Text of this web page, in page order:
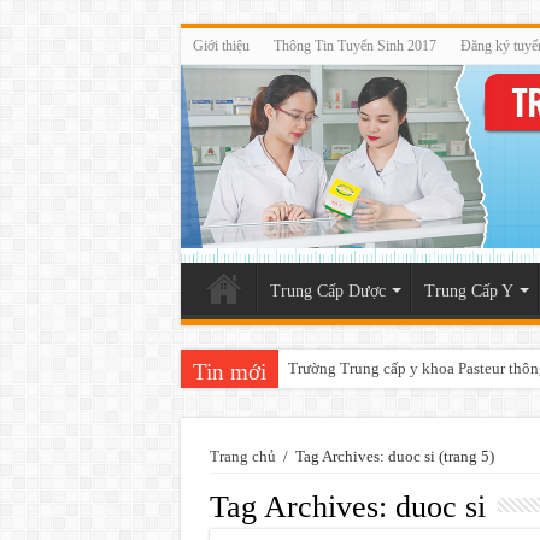
Giới thiệu Thông Tin Tuyển Sinh 2017 Đăng ký
Trung Cấp Dược Trung Cấp Y
Tin mới Trường Trung cấp y khoa Pasteur
Tuyển sinh lớp sơ cấp xoa bóp bấm
Trang chủ / Tag Archives: duoc si (trang 5)
Tag Archives: duoc si